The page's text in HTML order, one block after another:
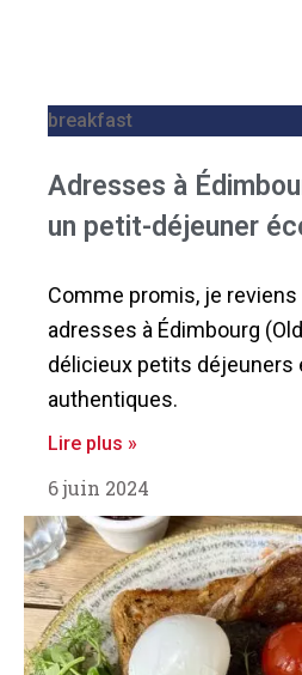
breakfast
Adresses à
un petit-déjeuner
Comme promis, je
adresses à Édimbourg
délicieux petits déjeuners
authentiques.
Lire plus »
6 juin 2024